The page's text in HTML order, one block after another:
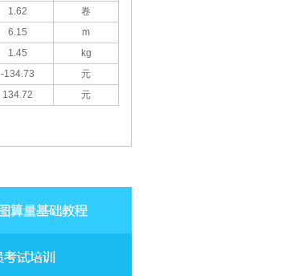
1.62
卷
6.15
m
1.45
kg
-134.73
元
134.72 元